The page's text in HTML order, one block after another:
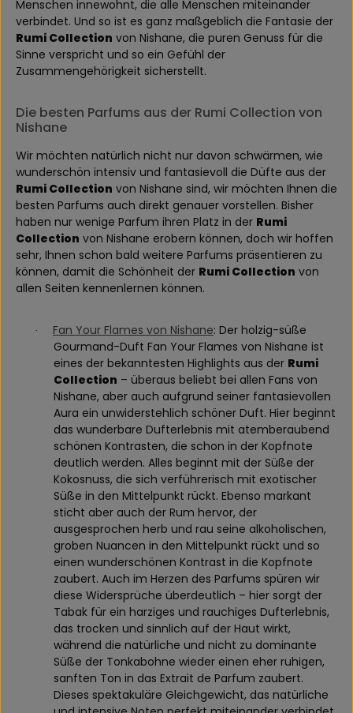
Menschen innewohnt, die alle Menschen miteinander
verbindet. Und so ist es ganz maßgeblich die Fantasie der
Rumi Collection von Nishane, die puren Genuss für die
Sinne verspricht und so ein Gefühl der
Zusammengehörigkeit sicherstellt.
Die besten Parfums aus der Rumi Collection von
Nishane
Wir möchten natürlich nicht nur davon schwärmen, wie
wunderschön intensiv und fantasievoll die Düfte aus der
Rumi Collection von Nishane sind, wir möchten Ihnen die
besten Parfums auch direkt genauer vorstellen. Bisher
haben nur wenige Parfum ihren Platz in der Rumi
Collection von Nishane erobern können, doch wir hoffen
sehr, Ihnen schon bald weitere Parfums präsentieren zu
können, damit die Schönheit der Rumi Collection von
allen Seiten kennenlernen können.
· Fan Your Flames von Nishane: Der holzig-süße
Gourmand-Duft Fan Your Flames von Nishane ist
eines der bekanntesten Highlights aus der Rumi
Collection – überaus beliebt bei allen Fans von
Nishane, aber auch aufgrund seiner fantasievollen
Aura ein unwiderstehlich schöner Duft. Hier beginnt
das wunderbare Dufterlebnis mit atemberaubend
schönen Kontrasten, die schon in der Kopfnote
deutlich werden. Alles beginnt mit der Süße der
Kokosnuss, die sich verführerisch mit exotischer
Süße in den Mittelpunkt rückt. Ebenso markant
sticht aber auch der Rum hervor, der
ausgesprochen herb und rau seine alkoholischen,
groben Nuancen in den Mittelpunkt rückt und so
einen wunderschönen Kontrast in die Kopfnote
zaubert. Auch im Herzen des Parfums spüren wir
diese Widersprüche überdeutlich – hier sorgt der
Tabak für ein harziges und rauchiges Dufterlebnis,
das trocken und sinnlich auf der Haut wirkt,
während die natürliche und nicht zu dominante
Süße der Tonkabohne wieder einen eher ruhigen,
sanften Ton in das Extrait de Parfum zaubert.
Dieses spektakuläre Gleichgewicht, das natürliche